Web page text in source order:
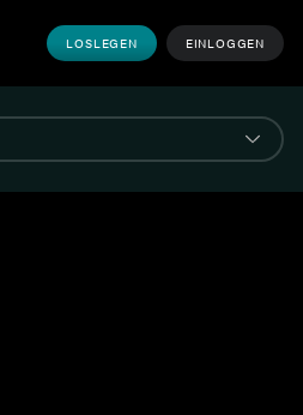
LOSLEGEN EINLOGGEN